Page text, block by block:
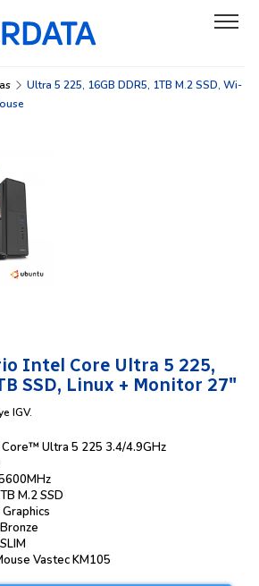
Ultra 5 225, 16GB DDR5, 1TB M.2 SSD, Wi-
Intel Core Ultra 5 225,
SSD, Linux + Monitor 27″
Ultra 5 225 3.4/4.9GHz
M.2 SSD
Vastec KM105
IGV.